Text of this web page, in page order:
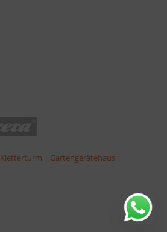
Kletterturm | Gartengerätehaus |